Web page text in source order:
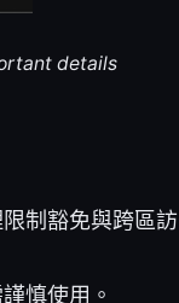
details
制豁免與跨區訪
慎使用。